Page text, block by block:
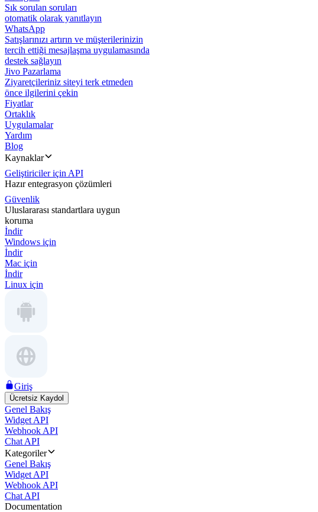
Sık sorulan soruları
otomatik olarak yanıtlayın
WhatsApp
Satışlarınızı artırın ve müşterilerinizin
tercih ettiği mesajlaşma uygulamasında
destek sağlayın
Jivo Pazarlama
Ziyaretçileriniz siteyi terk etmeden
önce ilgilerini çekin
Fiyatlar
Ortaklık
Uygulamalar
Yardım
Blog
Kaynaklar
Geliştiriciler için API
Hazır entegrasyon çözümleri
Güvenlik
Uluslararası standartlara uygun
koruma
İndir
Windows için
İndir
Mac için
İndir
Linux için
Giriş
Ücretsiz Kaydol
Genel Bakış
Widget API
Webhook API
Chat API
Kategoriler
Genel Bakış
Widget API
Webhook API
Chat API
Documentation